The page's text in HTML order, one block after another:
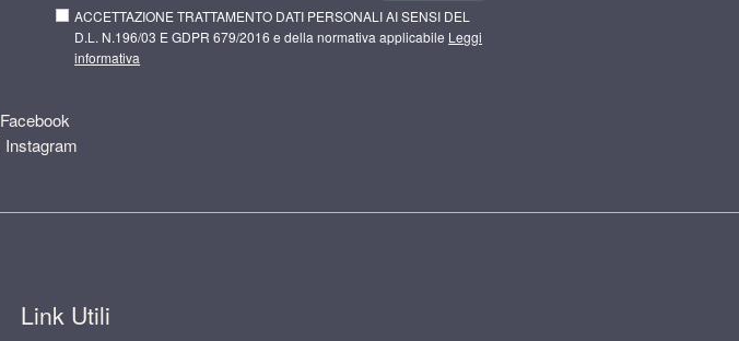
ACCETTAZIONE TRATTAMENTO DATI PERSONALI AI SENSI DEL
D.L. N.196/03 E GDPR 679/2016 e della normativa applicabile Leggi
informativa
Facebook
Instagram
Link Utili